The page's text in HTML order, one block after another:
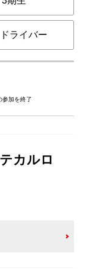
ライバー
参加を終了
カルロ